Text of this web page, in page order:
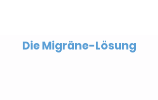
Die Migräne-Lösung